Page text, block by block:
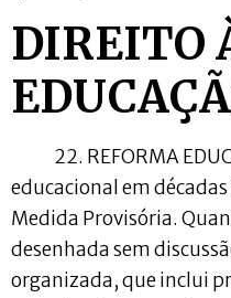
DIREITO
22. REFORMA
educacional em
Medida Provisória.
desenhada sem
organizada, que inclui